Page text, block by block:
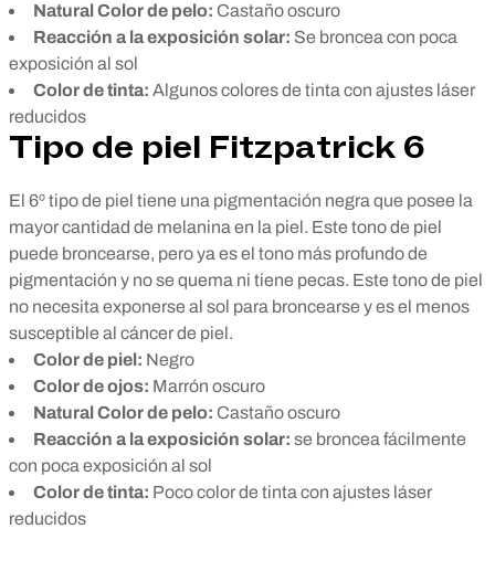
Natural Color de pelo: Castaño oscuro
Reacción a la exposición solar: Se broncea con poca
exposición al sol
Color de tinta: Algunos colores de tinta con ajustes láser
reducidos
Tipo de piel Fitzpatrick 6
El 6º tipo de piel tiene una pigmentación negra que posee la
mayor cantidad de melanina en la piel. Este tono de piel
puede broncearse, pero ya es el tono más profundo de
pigmentación y no se quema ni tiene pecas. Este tono de piel
no necesita exponerse al sol para broncearse y es el menos
susceptible al cáncer de piel.
Color de piel: Negro
Color de ojos: Marrón oscuro
Natural Color de pelo: Castaño oscuro
Reacción a la exposición solar: se broncea fácilmente
con poca exposición al sol
Color de tinta: Poco color de tinta con ajustes láser
reducidos